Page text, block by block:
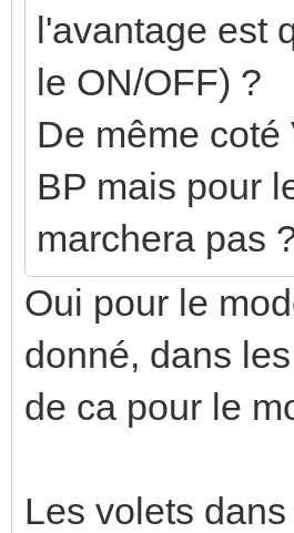
l'avantage est
le ON/OFF) ?
De même
BP mais pour
marchera pas
Oui pour le
donné, dans
de ca pour le
Les volets